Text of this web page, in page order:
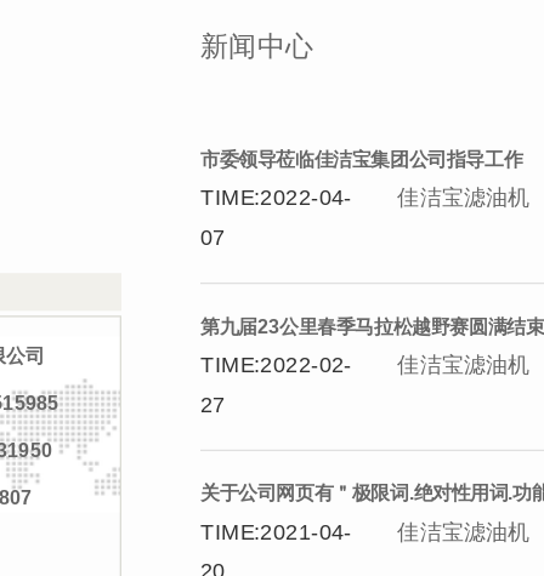
司
新闻中心
市委领导莅临佳洁宝集团公司指导工作
TIME:2022-04-
07
佳洁宝滤油机
第九届23公里春季马拉松越野赛圆满结束
TIME:2022-02-
27
佳洁宝滤油机
关于公司网页有＂极限词.绝对性用词.功
TIME:2021-04-
佳洁宝滤油机